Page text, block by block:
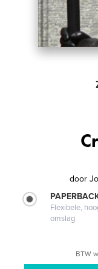
door
Flexibele,
omslag
BTW